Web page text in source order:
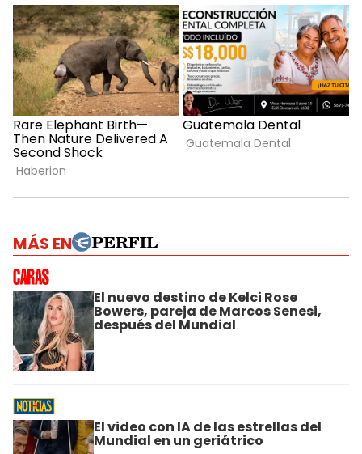
MÁS EN
El nuevo destino de Kelci Rose
Bowers, pareja de Marcos Senesi,
después del Mundial
El video con IA de las estrellas del
Mundial en un geriátrico